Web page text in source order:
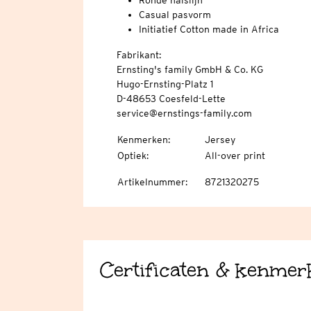
Casual pasvorm
Initiatief Cotton made in Africa
Fabrikant:
Ernsting's family GmbH & Co. KG
Hugo-Ernsting-Platz 1
D-48653 Coesfeld-Lette
service@ernstings-family.com
Kenmerken:
Jersey
Optiek: All-over print
Artikelnummer: 8721320275
Certificaten &